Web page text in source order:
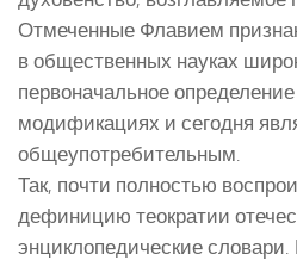
Отмеченные Флавием
в общественных науках
первоначальное
модификациях и сегодня
общеупотребительным.
Так, почти полностью
дефиницию теократии
энциклопедические